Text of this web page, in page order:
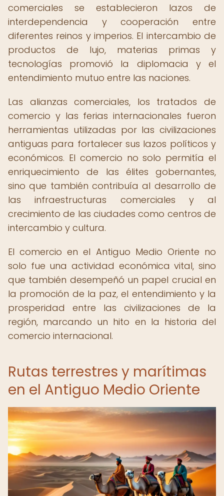
comerciales se establecieron lazos de
interdependencia y cooperación entre
diferentes reinos y imperios. El intercambio de
productos de lujo, materias primas y
tecnologías promovió la diplomacia y el
entendimiento mutuo entre las naciones.
Las alianzas comerciales, los tratados de
comercio y las ferias internacionales fueron
herramientas utilizadas por las civilizaciones
antiguas para fortalecer sus lazos políticos y
económicos. El comercio no solo permitía el
enriquecimiento de las élites gobernantes,
sino que también contribuía al desarrollo de
las infraestructuras comerciales y al
crecimiento de las ciudades como centros de
intercambio y cultura.
El comercio en el Antiguo Medio Oriente no
solo fue una actividad económica vital, sino
que también desempeñó un papel crucial en
la promoción de la paz, el entendimiento y la
prosperidad entre las civilizaciones de la
región, marcando un hito en la historia del
comercio internacional.
Rutas terrestres y marítimas
en el Antiguo Medio Oriente